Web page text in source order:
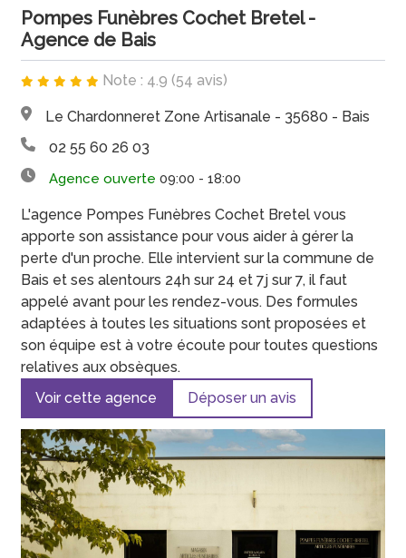
Pompes Funèbres Cochet Bretel -
Agence de Bais
Note : 4.9 (54 avis)
Le Chardonneret Zone Artisanale - 35680 - Bais
02 55 60 26 03
Agence ouverte 09:00 - 18:00
L'agence Pompes Funèbres Cochet Bretel vous
apporte son assistance pour vous aider à gérer la
perte d'un proche. Elle intervient sur la commune de
Bais et ses alentours 24h sur 24 et 7j sur 7, il faut
appelé avant pour les rendez-vous. Des formules
adaptées à toutes les situations sont proposées et
son équipe est à votre écoute pour toutes questions
relatives aux obsèques.
Voir cette agence
Déposer un avis